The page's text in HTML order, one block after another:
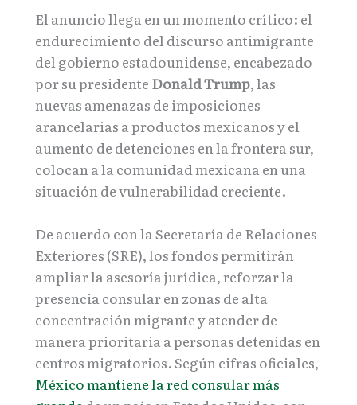
El anuncio llega en un momento crítico: el
endurecimiento del discurso antimigrante
del gobierno estadounidense, encabezado
por su presidente Donald Trump, las
nuevas amenazas de imposiciones
arancelarias a productos mexicanos y el
aumento de detenciones en la frontera sur,
colocan a la comunidad mexicana en una
situación de vulnerabilidad creciente.
De acuerdo con la Secretaría de Relaciones
Exteriores (SRE), los fondos permitirán
ampliar la asesoría jurídica, reforzar la
presencia consular en zonas de alta
concentración migrante y atender de
manera prioritaria a personas detenidas en
centros migratorios. Según cifras oficiales,
México mantiene la red consular más